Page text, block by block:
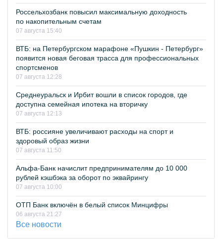
Россельхозбанк повысил максимальную доходность
по накопительным счетам
07 августа 15:40
ВТБ: на Петербургском марафоне «Пушкин - Петербург»
появится новая беговая трасса для профессиональных
спортсменов
07 августа 12:28
Среднеуральск и Ирбит вошли в список городов, где
доступна семейная ипотека на вторичку
07 августа 12:13
ВТБ: россияне увеличивают расходы на спорт и
здоровый образ жизни
07 августа 11:50
Альфа-Банк начислит предпринимателям до 10 000
рублей кэшбэка за оборот по эквайрингу
07 августа 10:00
ОТП Банк включён в белый список Минцифры
06 августа 21:27
Все новости